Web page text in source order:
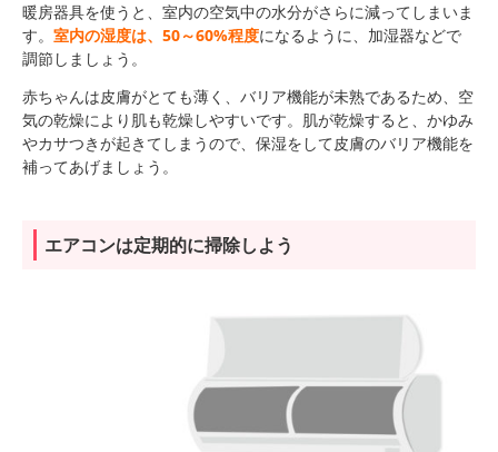
暖房器具を使うと、室内の空気中の水分がさらに減ってしまいま
す。 室内の湿度は、50～60%程度になるように、加湿器などで
調節しましょう。
赤ちゃんは皮膚がとても薄く、バリア機能が未熟であるため、空
気の乾燥により肌も乾燥しやすいです。肌が乾燥すると、かゆみ
やカサつきが起きてしまうので、保湿をして皮膚のバリア機能を
補ってあげましょう。
エアコンは定期的に掃除しよう